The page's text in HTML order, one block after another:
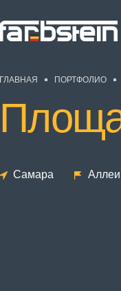
ГЛАВНАЯ ПОРТФОЛИО
Самара